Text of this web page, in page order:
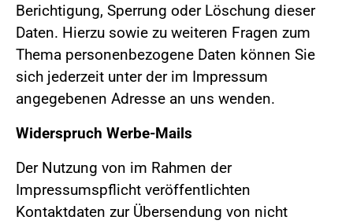
Berichtigung, Sperrung oder Löschung dieser
Daten. Hierzu sowie zu weiteren Fragen zum
Thema personenbezogene Daten können Sie
sich jederzeit unter der im Impressum
angegebenen Adresse an uns wenden.
Widerspruch Werbe-Mails
Der Nutzung von im Rahmen der
Impressumspflicht veröffentlichten
Kontaktdaten zur Übersendung von nicht